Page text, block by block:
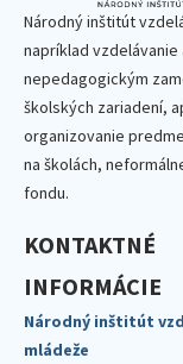
Národný inštitút
napríklad
nepedagogickým
školských zariadení,
organizovanie
na školách,
fondu.
KONTAKTNÉ
INFORMÁCIE
Národný inštitút
mládeže